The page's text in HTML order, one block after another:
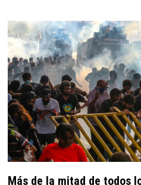
Más de la mitad de todos